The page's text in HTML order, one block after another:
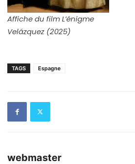
Affiche du film L’énigme
Velázquez (2025)
TAGS Espagne
webmaster